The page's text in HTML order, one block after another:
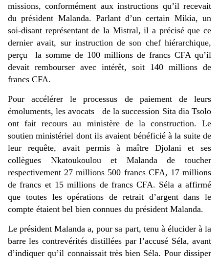
missions, conformément aux instructions qu’il recevait
du président Malanda. Parlant d’un certain Mikia, un
soi-disant représentant de la Mistral, il a précisé que ce
dernier avait, sur instruction de son chef hiérarchique,
perçu la somme de 100 millions de francs CFA qu’il
devait rembourser avec intérêt, soit 140 millions de
francs CFA.
Pour accélérer le processus de paiement de leurs
émoluments, les avocats de la succession Sita dia Tsolo
ont fait recours au ministère de la construction. Le
soutien ministériel dont ils avaient bénéficié à la suite de
leur requête, avait permis à maître Djolani et ses
collègues Nkatoukoulou et Malanda de toucher
respectivement 27 millions 500 francs CFA, 17 millions
de francs et 15 millions de francs CFA. Séla a affirmé
que toutes les opérations de retrait d’argent dans le
compte étaient bel bien connues du président Malanda.
Le président Malanda a, pour sa part, tenu à élucider à la
barre les contrevérités distillées par l’accusé Séla, avant
d’indiquer qu’il connaissait très bien Séla. Pour dissiper